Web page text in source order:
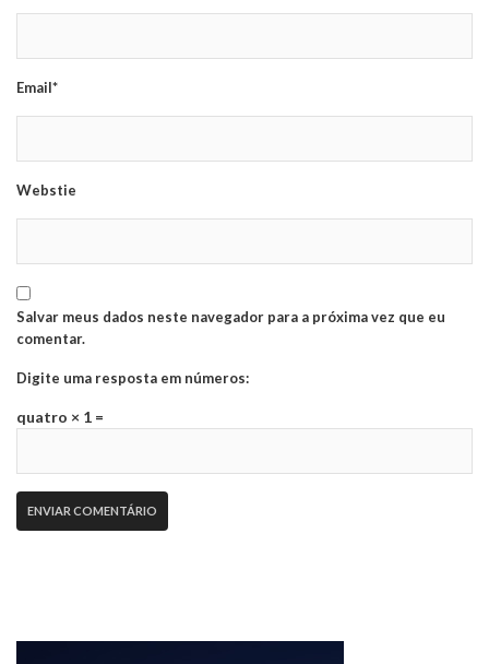
Email*
Webstie
Salvar meus dados neste navegador para a próxima vez que eu
comentar.
Digite uma resposta em números:
quatro × 1 =